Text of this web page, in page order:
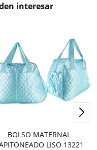
interesar
BOLSO MATERNAL
LISO 13221